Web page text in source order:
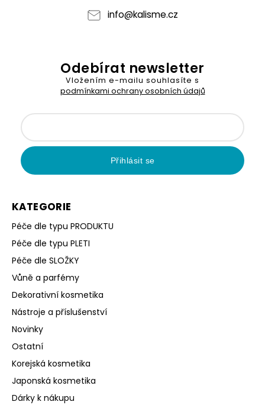
info@kalisme.cz
KATEGORIE
Péče dle typu PRODUKTU
Péče dle typu PLETI
Péče dle SLOŽKY
Vůně a parfémy
Dekorativní kosmetika
Nástroje a příslušenství
Novinky
Ostatní
Korejská kosmetika
Japonská kosmetika
Dárky k nákupu
Odebírat newsletter
Vložením e-mailu souhlasíte s
podmínkami ochrany osobních údajů
Přihlásit se